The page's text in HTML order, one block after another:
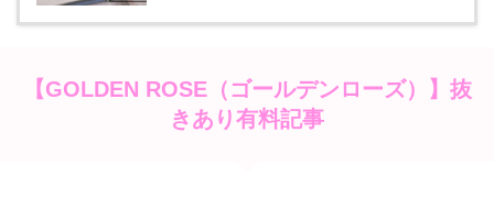
【GOLDEN ROSE（ゴールデンローズ） 】 抜
きあり有料記事